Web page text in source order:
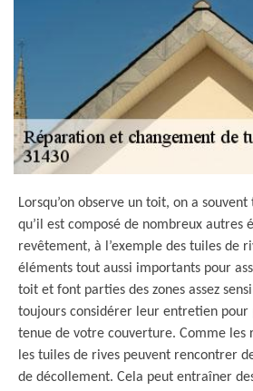
Lorsqu’on observe un toit, on a
qu’il est composé de nombreux autres
revêtement, à l’exemple des tuiles de
éléments tout aussi importants pour
toit et font parties des zones assez
toujours considérer leur entretien pour
tenue de votre couverture. Comme les
les tuiles de rives peuvent rencontrer
de décollement. Cela peut entraîner